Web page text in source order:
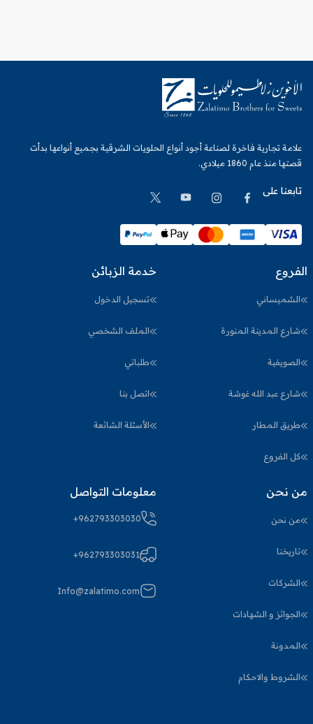
علامة تجارية فاخرة لصناعة أجود أنواع الحلويات الشرقية بجميع أنواعها بدأت
قصتها منذ عام 1860 ميلادي.
تابعنا على
الفروع
الشميساني
شارع المدينة المنورة
الصويفية
شارع عبد الله غوشة
طريق المطار
كل الفروع
خدمة الزبائن
تسجيل الدخول
الملف الشخصي
طلباتي
اتصل بنا
الأسئلة الشائعة
من نحن
من نحن
تاريخنا
الشركات
الجوائز و الشهادات
المدونة
الشروط والاحكام
معلومات التواصل
+962793303030
+962793303031
Info@zalatimo.com